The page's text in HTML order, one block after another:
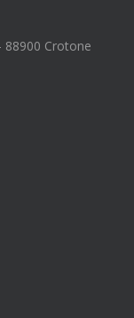
88900 Crotone